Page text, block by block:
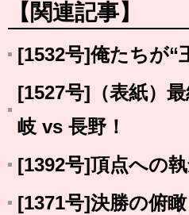
【関連記事】
[1532号]俺たちが“
[1527号]（表紙）
岐 vs 長野！
[1392号]頂点への
[1371号]決勝の俯瞰